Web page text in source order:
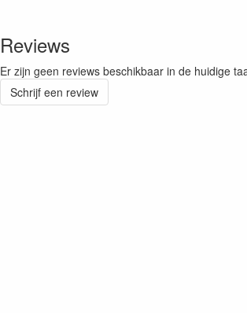
Reviews
Er zijn geen reviews beschikbaar in de huidige
Schrijf een review